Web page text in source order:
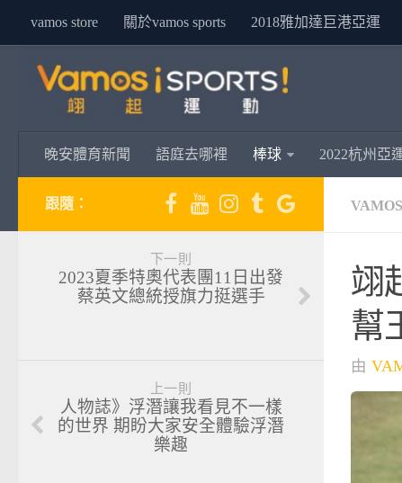
vamos store 關於vamos sports 2018雅加達巨港亞運
晚安體育新聞 語庭去哪裡 棒球 2022杭州亞
翊
幫
由
跟隨：
下一則
2023夏季特奧代表團11日出發
蔡英文總統授旗力挺選手
上一則
人物誌》浮潛讓我看見不一樣
的世界 期盼大家安全體驗浮潛
樂趣